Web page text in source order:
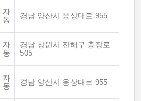
자
동
경남 양산시 웅상대로 955
자
동
경남 창원시 진해구 충장로
505
자
동
경남 양산시 웅상대로 955